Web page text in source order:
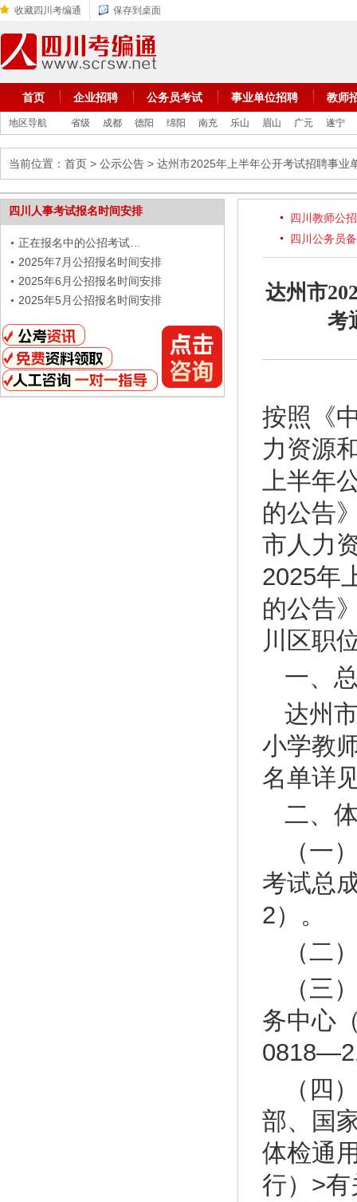
收藏四川考编通 保存到桌面
首页 企业招聘 公务员考试 事业单位招聘 教师
地区导航 省级 成都 德阳 绵阳 南充 乐山 眉山 广元 遂宁
当前位置： 首页 > 公示公告 > 达州市2025年上半年公开考试招聘事业
四川人事考试报名时间安排
正在报名中的公招考试…
2025年7月公招报名时间安排
2025年6月公招报名时间安排
2025年5月公招报名时间安排
四川教师公
四川公务员
达州市
考
按照《
力资源
上半年
的公告
市人力
2025年
的公告
川区职
一、
达州
小学教
名单详
二、
（一
考试总
2）。
（二
（三
务中心
（四
部、国
体检通
行）>